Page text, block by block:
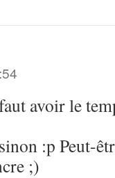
avoir le
:p Peut-
;)